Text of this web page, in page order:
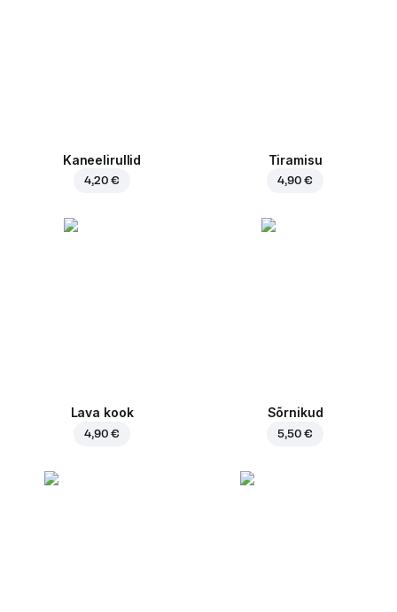
Kaneelirullid
4,20 €
Tiramisu
4,90 €
Lava kook
4,90 €
Sõrnikud
5,50 €